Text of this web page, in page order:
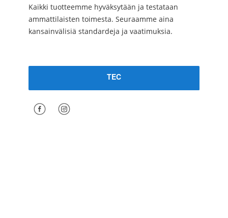
Kaikki tuotteemme hyväksytään ja testataan
ammattilaisten toimesta. Seuraamme aina
kansainvälisiä standardeja ja vaatimuksia.
TEC